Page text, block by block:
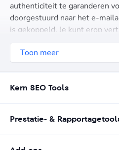
authenticiteit te garanderen
doorgestuurd naar het e-
is gekoppeld. Je kunt erop
mailadres vertrouwelijk blijft
gedeeld. We sturen de
mailbox. Door te worden
gebruik van je e-mailadres
contact te leggen met de
zijn in jouw SEO-diensten.
Toon meer
Kern SEO Tools
Prestatie- &